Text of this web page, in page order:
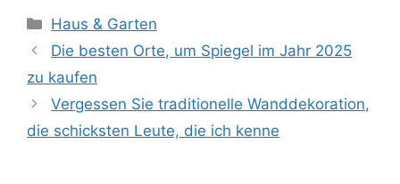
Kategorien
Haus & Garten
Die besten Orte, um Spiegel im Jahr 2025
zu kaufen
Vergessen Sie traditionelle Wanddekoration,
die schicksten Leute, die ich kenne